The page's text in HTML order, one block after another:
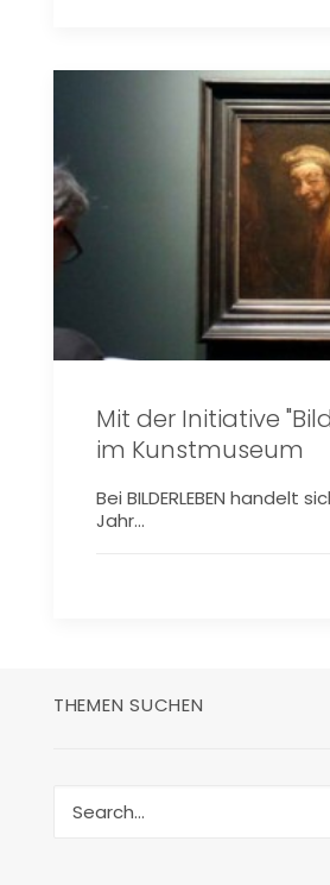
Mit der Initiative
im Kunstmuseum
Bei BILDERLEBEN handelt
Jahr…
THEMEN SUCHEN